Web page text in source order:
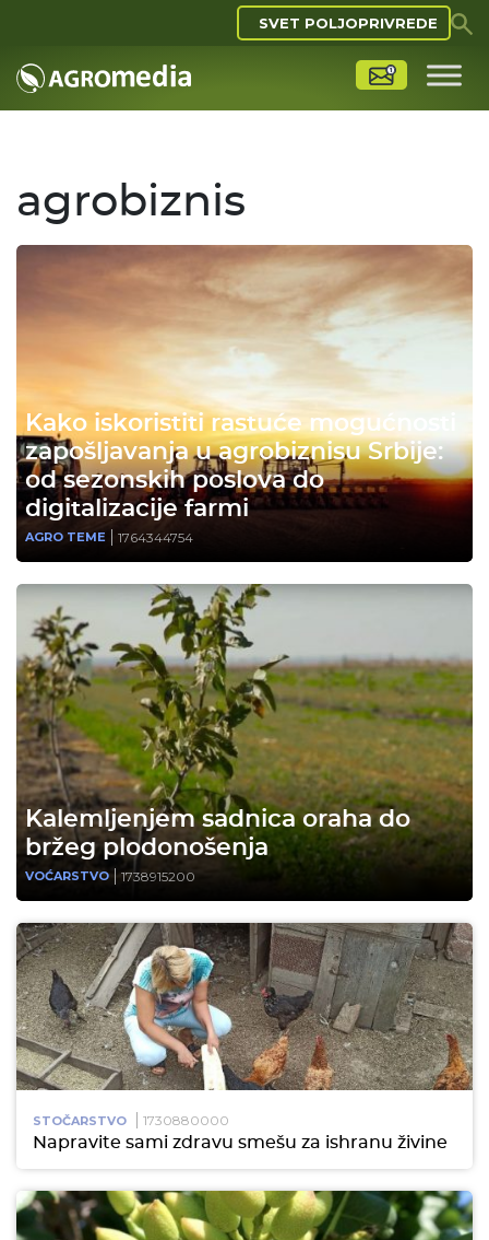
SVET POLJOPRIVREDE
agrobiznis
Kako iskoristiti rastuće mogućnosti
zapošljavanja u agrobiznisu Srbije:
od sezonskih poslova do
digitalizacije farmi
AGRO TEME 1764344754
Kalemljenjem sadnica oraha do
bržeg plodonošenja
VOĆARSTVO 1738915200
STOČARSTVO 1730880000
Napravite sami zdravu smešu za ishranu živine